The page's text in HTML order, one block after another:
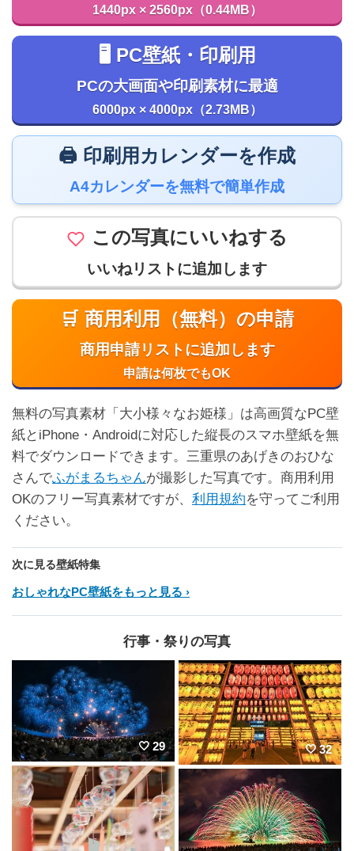
1440px × 2560px（0.44MB）
🖥️ PC壁紙・印刷用
PCの大画面や印刷素材に最適
6000px × 4000px（2.73MB）
🖨️ 印刷用カレンダーを作成
A4カレンダーを無料で簡単作成
この写真にいいねする
いいねリストに追加します
🛒 商用利用（無料）の申請
商用申請リストに追加します
申請は何枚でもOK
無料の写真素材「大小様々なお姫様」は高画質なPC壁
紙とiPhone・Androidに対応した縦長のスマホ壁紙を無
料でダウンロードできます。三重県のあげきのおひな
さんでふがまるちゃんが撮影した写真です。商用利用
OKのフリー写真素材ですが、 利用規約を守ってご利用
ください。
次に見る壁紙特集
おしゃれなPC壁紙をもっと見る
行事・祭りの写真
29 32